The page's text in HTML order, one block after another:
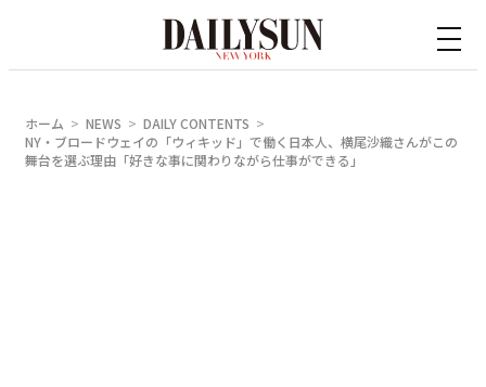
ホーム NEWS
DAILY CONTENTS
NY・ブロードウェイの「ウィキッド」で働く日本人、横尾沙織さんがこの
舞台を選ぶ理由「好きな事に関わりながら仕事ができる」